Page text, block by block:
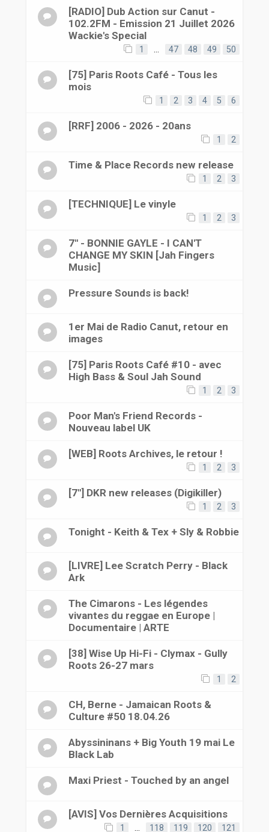
[RADIO] Dub Action sur Canut -
102.2FM - Emission 21 Juillet 2026
Wackie's Special
1 47 48 49 50
[75] Paris Roots Café - Tous les
mois
1 2 3 4 5 6
[RRF] 2006 - 2026 - 20ans
1 2
Time & Place Records new release
1 2 3
[TECHNIQUE] Le vinyle
1 2 3
7'' - BONNIE GAYLE - I CAN'T
CHANGE MY SKIN [Jah Fingers
Music]
Pressure Sounds is back!
1er Mai de Radio Canut, retour en
images
[75] Paris Roots Café #10 - avec
High Bass & Soul Jah Sound
1 2 3
Poor Man's Friend Records -
Nouveau label UK
[WEB] Roots Archives, le retour !
1 2 3
[7"] DKR new releases (Digikiller)
1 2 3
Tonight - Keith & Tex + Sly & Robbie
[LIVRE] Lee Scratch Perry - Black
Ark
The Cimarons - Les légendes
vivantes du reggae en Europe |
Documentaire | ARTE
[38] Wise Up Hi-Fi - Clymax - Gully
Roots 26-27 mars
1 2
CH, Berne - Jamaican Roots &
Culture #50 18.04.26
Abyssininans + Big Youth 19 mai Le
Black Lab
Maxi Priest - Touched by an angel
[AVIS] Vos Dernières Acquisitions
1 118 119 120 121